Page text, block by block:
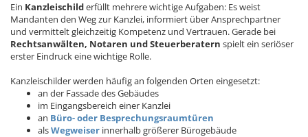
Ein Kanzleischilderfüllt mehrere wichtige Aufgaben: Es weist
Mandanten den Weg zur Kanzlei, informiert über Ansprechpartner
und vermittelt gleichzeitig Kompetenz und Vertrauen. Gerade bei
Rechtsanwälten, Notaren und Steuerberatern spielt ein seriöser
erster Eindruck eine wichtige Rolle.
Kanzleischilder werden häufig an folgenden Orten eingesetzt:
an der Fassade des Gebäudes
im Eingangsbereich einer Kanzlei
an Büro- oder Besprechungsraumtüren
alsWegweiser innerhalb größerer Bürogebäude